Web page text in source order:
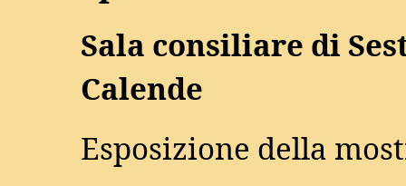
Sala consiliare di
Calende
Esposizione della